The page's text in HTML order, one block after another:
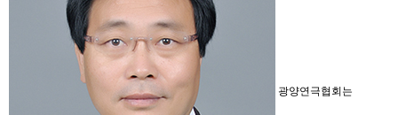
광양연극협회는